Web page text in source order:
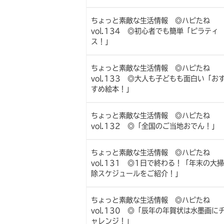
ちょっと素敵な生活情報 ◎ハピたね
vol.134 ◎初心者でも簡単「ピラティ
ス！」
ちょっと素敵な生活情報 ◎ハピたね
vol.133 ◎大人も子どもも面白い「お
すめ絵本！」
ちょっと素敵な生活情報 ◎ハピたね
vol.132 ◎「全国のご当地おでん！」
ちょっと素敵な生活情報 ◎ハピたね
vol.131 ◎1日で終わる！「年末の大掃
除スケジュールをご紹介！」
ちょっと素敵な生活情報 ◎ハピたね
vol.130 ◎「辰年の年賀状は水墨画に
ャレンジ！」